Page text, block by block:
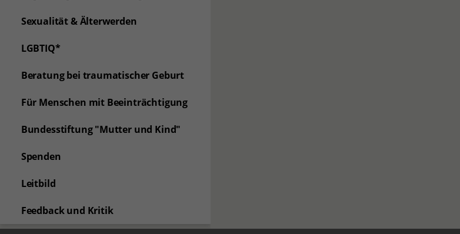
Sexualität & Älterwerden
LGBTIQ*
Beratung bei traumatischer Geburt
Für Menschen mit Beeinträchtigung
Bundesstiftung "Mutter und Kind"
Spenden
Leitbild
Feedback und Kritik